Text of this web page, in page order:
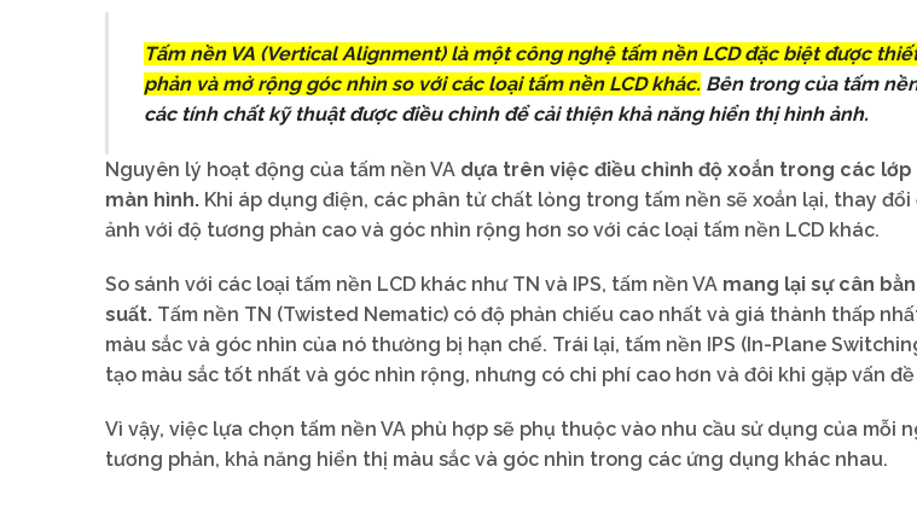
Tấm nền VA (Vertical Alignment) là một công nghệ tấm nền LCD đặc biệt được
phản và mở rộng góc nhìn so với các loại tấm nền LCD khác. Bên trong của tấm
các tính chất kỹ thuật được điều chỉnh để cải thiện khả năng hiển thị hình ảnh.
Nguyên lý hoạt động của tấm nền VA dựa trên việc điều chỉnh độ xoắn trong các
màn hình. Khi áp dụng điện, các phân tử chất lỏng trong tấm nền sẽ xoắn lại, thay
ảnh với độ tương phản cao và góc nhìn rộng hơn so với các loại tấm nền LCD khác.
So sánh với các loại tấm nền LCD khác như TN và IPS, tấm nền VA mang lại sự cân
suất. Tấm nền TN (Twisted Nematic) có độ phản chiếu cao nhất và giá thành thấp
màu sắc và góc nhìn của nó thường bị hạn chế. Trái lại, tấm nền IPS (In-Plane
tạo màu sắc tốt nhất và góc nhìn rộng, nhưng có chi phí cao hơn và đôi khi gặp vấn
Vì vậy, việc lựa chọn tấm nền VA phù hợp sẽ phụ thuộc vào nhu cầu sử dụng của mỗi
tương phản, khả năng hiển thị màu sắc và góc nhìn trong các ứng dụng khác nhau.